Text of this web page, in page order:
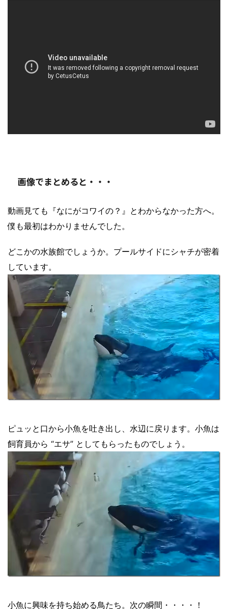
画像でまとめると・・・
動画見ても『なにがコワイの？』とわからなかった方へ。
僕も最初はわかりませんでした。
どこかの水族館でしょうか。プールサイドにシャチが密着
しています。
ピュッと口から小魚を吐き出し、水辺に戻ります。小魚は
飼育員から “エサ” としてもらったものでしょう。
小魚に興味を持ち始める鳥たち。次の瞬間・・・・！